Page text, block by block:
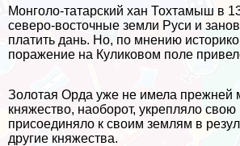
Монголо-татарский хан Тохтамыш в
северо-восточные земли Руси и
платить дань. Но, по мнению
поражение на Куликовом поле
Золотая Орда уже не имела прежней
княжество, наоборот, укрепляло свою
присоединяло к своим землям в
другие княжества.